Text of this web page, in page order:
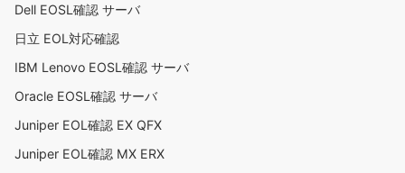
Dell EOSL確認 サーバ
日立 EOL対応確認
IBM Lenovo EOSL確認 サーバ
Oracle EOSL確認 サーバ
Juniper EOL確認 EX QFX
Juniper EOL確認 MX ERX